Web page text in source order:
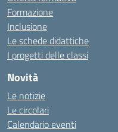
Formazione
Inclusione
Le schede didattiche
I progetti delle classi
Novità
Le notizie
Le circolari
Calendario eventi